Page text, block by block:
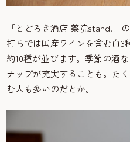
「とどろき酒店 薬院stand!」
打ちでは国産ワインを含む白3
約10種が並びます。季節の酒
ナップが充実することも。た
む人も多いのだとか。